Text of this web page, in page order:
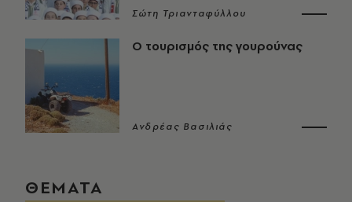
Σώτη Τριανταφύλλου
Ο τουρισμός της γουρούνας
Ανδρέας Βασιλιάς
ΘΕΜΑΤΑ